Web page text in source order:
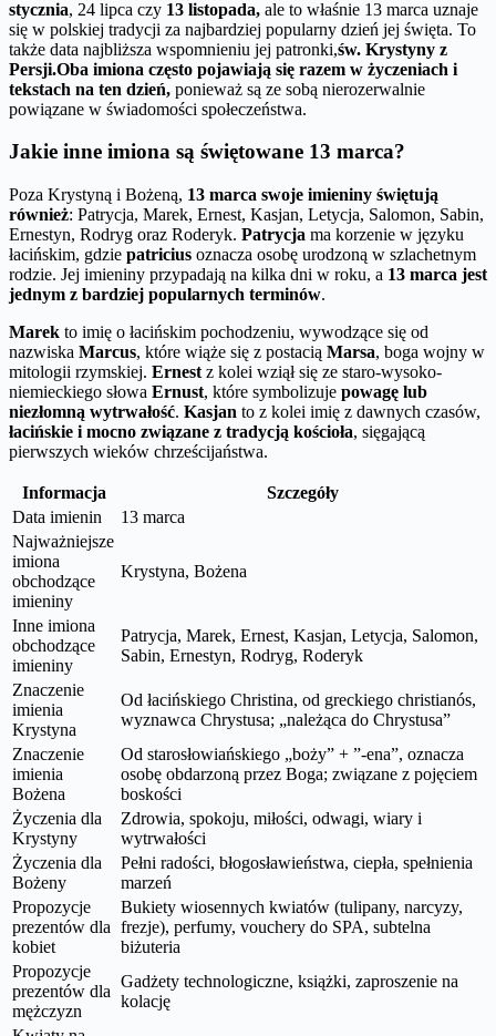
stycznia, 24 lipca czy 13 listopada, ale to właśnie 13 marca uznaje
się w polskiej tradycji za najbardziej popularny dzień jej święta. To
także data najbliższa wspomnieniu jej patronki,św. Krystyny z
Persji.Oba imiona często pojawiają się razem w życzeniach i
tekstach na ten dzień, ponieważ są ze sobą nierozerwalnie
powiązane w świadomości społeczeństwa.
Jakie inne imiona są świętowane 13 marca?
Poza Krystyną i Bożeną, 13 marca swoje imieniny świętują
również: Patrycja, Marek, Ernest, Kasjan, Letycja, Salomon, Sabin,
Ernestyn, Rodryg oraz Roderyk. Patrycja ma korzenie w języku
łacińskim, gdzie patricius oznacza osobę urodzoną w szlachetnym
rodzie. Jej imieniny przypadają na kilka dni w roku, a 13 marca jest
jednym z bardziej popularnych terminów.
Marek to imię o łacińskim pochodzeniu, wywodzące się od
nazwiska Marcus, które wiąże się z postacią Marsa, boga wojny w
mitologii rzymskiej. Ernest z kolei wziął się ze staro-wysoko-
niemieckiego słowa Ernust, które symbolizuje powagę lub
niezłomną wytrwałość. Kasjan to z kolei imię z dawnych czasów,
łacińskie i mocno związane z tradycją kościoła, sięgającą
pierwszych wieków chrześcijaństwa.
Informacja
Szczegóły
Data imienin
13 marca
Najważniejsze
imiona
obchodzące
imieniny
Krystyna, Bożena
Inne imiona
obchodzące
imieniny
Patrycja, Marek, Ernest, Kasjan, Letycja, Salomon,
Sabin, Ernestyn, Rodryg, Roderyk
Znaczenie
imienia
Krystyna
Od łacińskiego Christina, od greckiego christianós,
wyznawca Chrystusa; „należąca do Chrystusa”
Znaczenie
imienia
Bożena
Od starosłowiańskiego „boży” + ”-ena”, oznacza
osobę obdarzoną przez Boga; związane z pojęciem
boskości
Życzenia dla
Krystyny
Zdrowia, spokoju, miłości, odwagi, wiary i
wytrwałości
Życzenia dla
Bożeny
Pełni radości, błogosławieństwa, ciepła, spełnienia
marzeń
Propozycje
prezentów dla
kobiet
Bukiety wiosennych kwiatów (tulipany, narcyzy,
frezje), perfumy, vouchery do SPA, subtelna
biżuteria
Propozycje
prezentów dla
mężczyzn
Gadżety technologiczne, książki, zaproszenie na
kolację